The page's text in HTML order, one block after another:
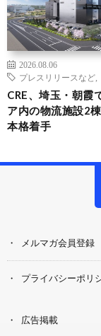
2026.08.06
プレスリリースなど
CRE、埼玉・朝霞
ア内の物流施設2
本格着手
メルマガ会員登録
プライバシーポリ
広告掲載